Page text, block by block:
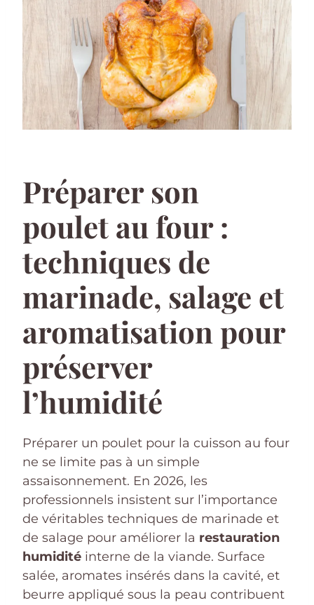
Préparer son
poulet au four :
techniques de
marinade, salage et
aromatisation pour
préserver
l’humidité
Préparer un poulet pour la cuisson au four
ne se limite pas à un simple
assaisonnement. En 2026, les
professionnels insistent sur l’importance
de véritables techniques de marinade et
de salage pour améliorer la restauration
humidité interne de la viande. Surface
salée, aromates insérés dans la cavité, et
beurre appliqué sous la peau contribuent